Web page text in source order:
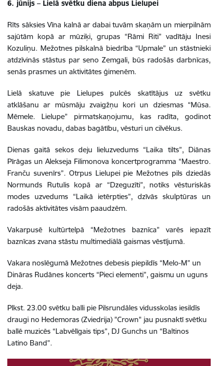
6. jūnijs – Lielā svētku diena abpus Lielupei
Rīts sāksies Vīna kalnā ar dabai tuvām skaņām un mierpilnām
sajūtām kopā ar mūziķi, grupas “Rāmi Riti” vadītāju Inesi
Kozuliņu. Mežotnes pilskalnā biedrība “Upmale” un stāstnieki
atdzīvinās stāstus par seno Zemgali, būs radošās darbnīcas,
senās prasmes un aktivitātes ģimenēm.
Lielā skatuve pie Lielupes pulcēs skatītājus uz svētku
atklāšanu ar mūsmāju zvaigžņu kori un dziesmas “Mūsa.
Mēmele. Lielupe” pirmatskaņojumu, kas radīta, godinot
Bauskas novadu, dabas bagātību, vēsturi un cilvēkus.
Dienas gaitā sekos deju lieluzvedums “Laika tilts”, Diānas
Pīrāgas un Alekseja Filimonova koncertprogramma “Maestro.
Franču suvenīrs”. Otrpus Lielupei pie Mežotnes pils dziedās
Normunds Rutulis kopā ar “Dzeguzīti”, notiks vēsturiskās
modes uzvedums “Laikā ietērpties”, dzīvās skulptūras un
radošās aktivitātes visām paaudzēm.
Vakarpusē kultūrtelpā “Mežotnes baznīca” varēs iepazīt
baznīcas zvana stāstu multimediālā gaismas vēstījumā.
Vakara noslēgumā Mežotnes debesis piepildīs “Melo-M” un
Dināras Rudānes koncerts “Pieci elementi”, gaismu un uguns
deja.
Plkst. 23.00 svētku balli pie Pilsrundāles vidusskolas iesildīs
draugi no Hedemoras (Zviedrija) "Crown" jau pusnaktī svētku
ballē muzicēs “Labvēlīgais tips”, DJ Gunchs un “Baltinos
Latino Band”.